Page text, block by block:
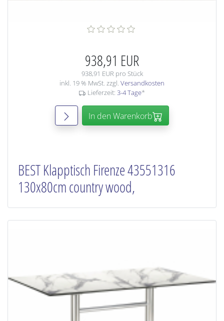
938,91 EUR
938,91 EUR pro Stück
inkl. 19 % MwSt. zzgl. Versandkosten
Lieferzeit: 3-4 Tage*
In den Warenkorb
BEST Klapptisch Firenze 43551316
130x80cm country wood,